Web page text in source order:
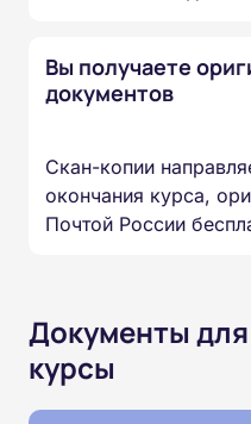
Вы получаете
документов
Скан-копии
окончания курса,
Почтой России
Документы
курсы